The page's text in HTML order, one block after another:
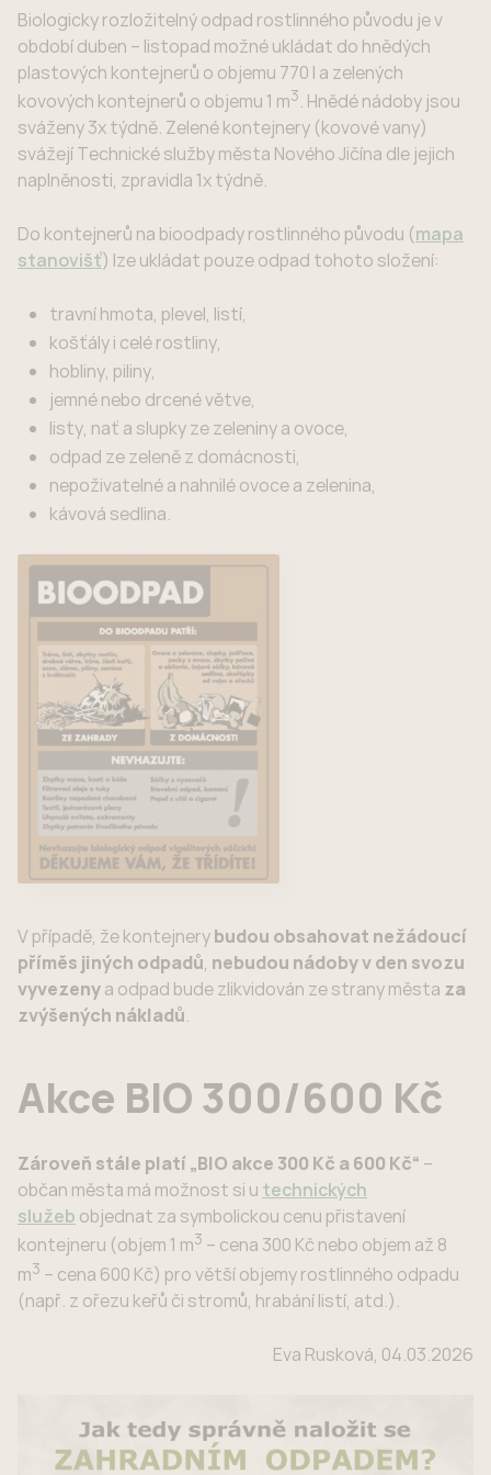
Biologicky rozložitelný odpad rostlinného původu je v
období duben – listopad možné ukládat do hnědých
plastových kontejnerů o objemu 770 l a zelených
kovových kontejnerů o objemu 1 m3. Hnědé nádoby jsou
sváženy 3x týdně. Zelené kontejnery (kovové vany)
svážejí Technické služby města Nového Jičína dle jejich
naplněnosti, zpravidla 1x týdně.
Do kontejnerů na bioodpady rostlinného původu (mapa
stanovišť) lze ukládat pouze odpad tohoto složení:
travní hmota, plevel, listí,
košťály i celé rostliny,
hobliny, piliny,
jemné nebo drcené větve,
listy, nať a slupky ze zeleniny a ovoce,
odpad ze zeleně z domácnosti,
nepoživatelné a nahnilé ovoce a zelenina,
kávová sedlina.
V případě, že kontejnerybudou obsahovat nežádoucí
příměs jiných odpadů, nebudou nádoby v den svozu
vyvezenya odpad bude zlikvidován ze strany města za
zvýšených nákladů.
Akce BIO 300/600 Kč
Zároveň stále platí „BIO akce 300 Kč a 600 Kč“ –
občan města má možnost si u technických
služeb objednat za symbolickou cenu přistavení
kontejneru (objem 1 m3 – cena 300 Kč nebo objem až 8
m3 – cena 600 Kč) pro větší objemy rostlinného odpadu
(např. z ořezu keřů či stromů, hrabání listí, atd.).
Eva Rusková, 04.03.2026